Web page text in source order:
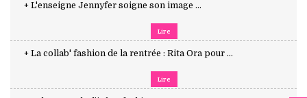
+ L'enseigne Jennyfer soigne son image ...
Lire
+ La collab' fashion de la rentrée : Rita Ora pour ...
Lire